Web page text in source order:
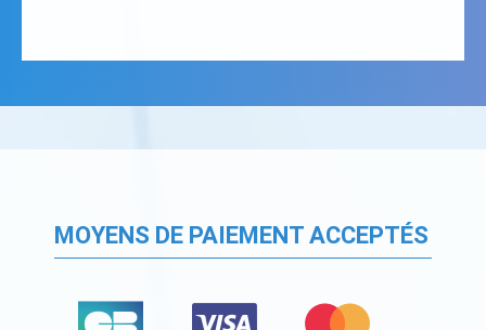
MOYENS DE PAIEMENT ACCEPTÉS